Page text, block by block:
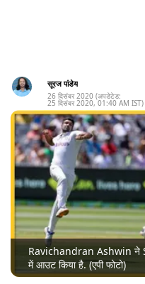
सूरज पांडेय
26 दिसंबर 2020 (अपडेटेड:
25 दिसंबर 2020, 01:40 AM IST)
Ravichandran Ashwin ने
में आउट किया है. (एपी फोटो)